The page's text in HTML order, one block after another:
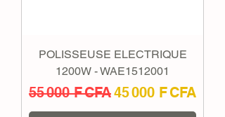
POLISSEUSE ELECTRIQUE
1200W - WAE1512001
Prix original
55 000 F CFAPrix promotionnel
45 000 F CFA